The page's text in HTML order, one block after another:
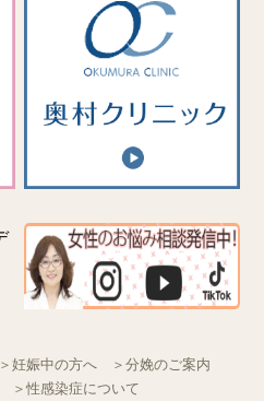
＞妊娠中の方へ
＞分娩のご案内
＞性感染症について